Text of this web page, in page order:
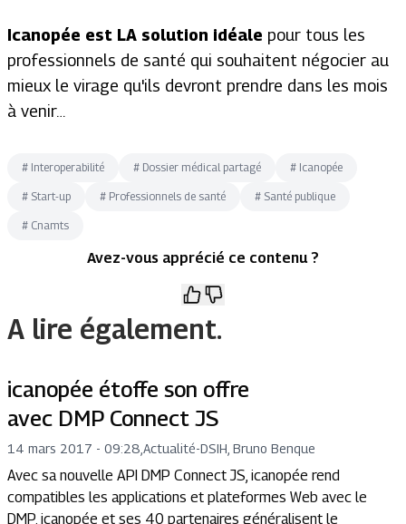
Icanopée est LA solution idéale pour tous les
professionnels de santé qui souhaitent négocier au
mieux le virage qu'ils devront prendre dans les mois
à venir…
# Interoperabilité # Dossier médical partagé # Icanopée
# Start-up # Professionnels de santé # Santé publique
# Cnamts
Avez-vous apprécié ce contenu ?
A lire également.
icanopée étoffe son offre
avec DMP Connect JS
14 mars 2017 - 09:28 Actualité-DSIH, Bruno Benque
Avec sa nouvelle API DMP Connect JS, icanopée rend
compatibles les applications et plateformes Web avec le
DMP. icanopée et ses 40 partenaires généralisent le